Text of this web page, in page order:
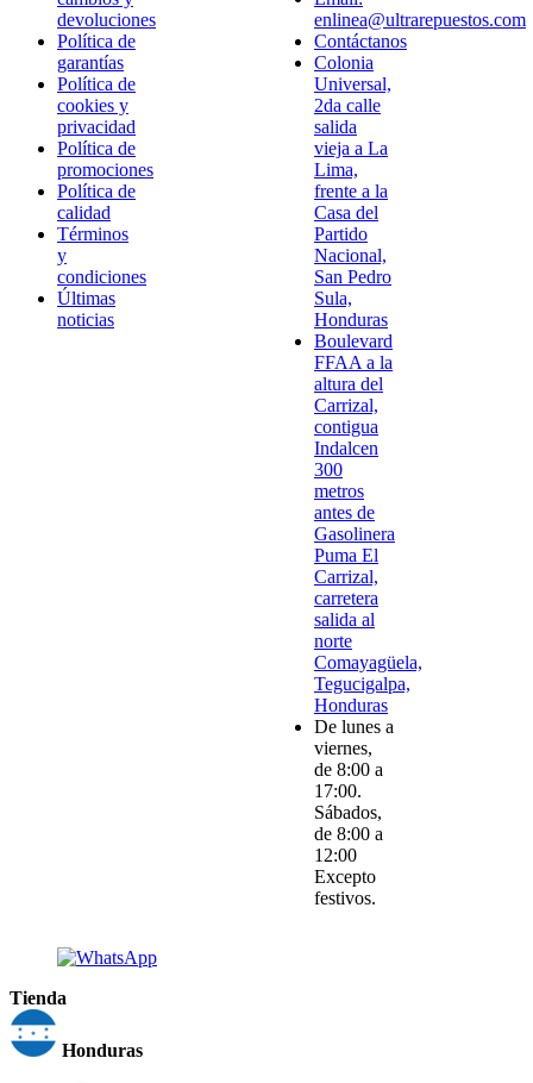
devoluciones
Política de
garantías
Política de
cookies y
privacidad
Política de
promociones
Política de
calidad
Términos
y
condiciones
Últimas
noticias
enlinea@ultrarepuestos.com
Contáctanos
Colonia
Universal,
2da calle
salida
vieja a La
Lima,
frente a la
Casa del
Partido
Nacional,
San Pedro
Sula,
Honduras
Boulevard
FFAA a la
altura del
Carrizal,
contigua
Indalcen
300
metros
antes de
Gasolinera
Puma El
Carrizal,
carretera
salida al
norte
Comayagüela,
Tegucigalpa,
Honduras
De lunes a
viernes,
de 8:00 a
17:00.
Sábados,
de 8:00 a
12:00
Excepto
festivos.
Tienda
Honduras